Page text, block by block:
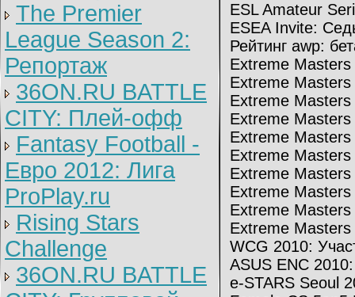
The Premier
League Season 2:
Репортаж
36ON.RU BATTLE
CITY: Плей-офф
Fantasy Football -
Евро 2012: Лига
ProPlay.ru
Rising Stars
Challenge
36ON.RU BATTLE
ESL Amateur
ESEA Invite:
Рейтинг awp:
Extreme
Extreme
Extreme
Extreme
Extreme
Extreme
Extreme
Extreme
Extreme
Extreme
WCG 2010:
ASUS ENC
e-STARS Seoul